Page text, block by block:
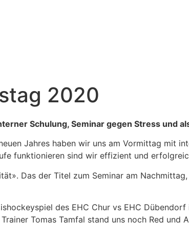
2020
Schulung, Seminar gegen Stress und
Jahres haben wir uns am Vormittag mit
funktionieren sind wir effizient und
Das der Titel zum Seminar am
des EHC Chur vs EHC
Tomas Tamfal stand uns noch Red und